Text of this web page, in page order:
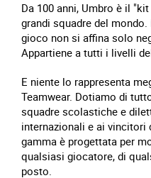
Da 100 anni, Umbro è il
grandi squadre del
gioco non si affina solo
Appartiene a tutti i livelli
E niente lo rappresenta
Teamwear. Dotiamo di
squadre scolastiche e
internazionali e ai
gamma è progettata per
qualsiasi giocatore, di
posto.